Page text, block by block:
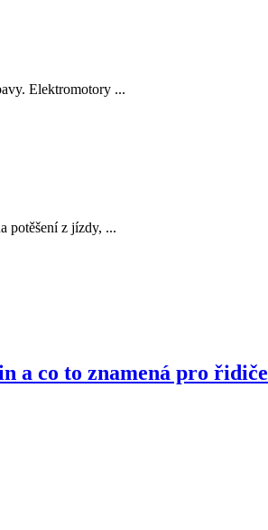
Elektromotory ...
potěšení z jízdy, ...
a co to znamená pro řidiče